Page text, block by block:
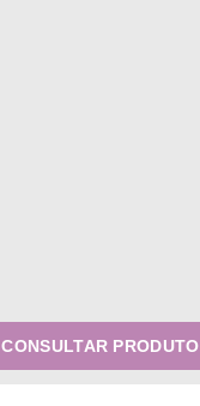
CONSULTAR PRODUTO